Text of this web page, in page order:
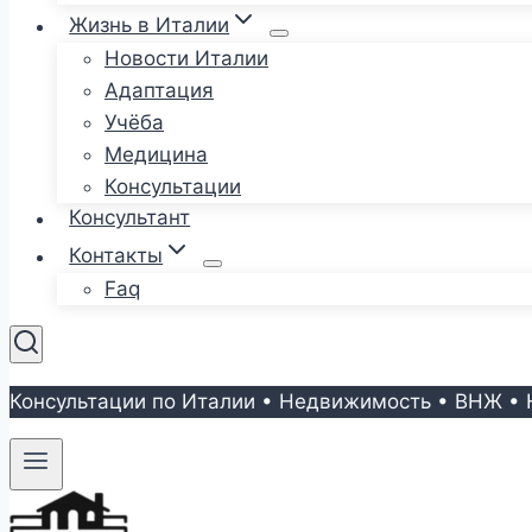
Жизнь в Италии
Новости Италии
Адаптация
Учёба
Медицина
Консультации
Консультант
Контакты
Faq
Консультации по Италии • Недвижимость • ВНЖ •